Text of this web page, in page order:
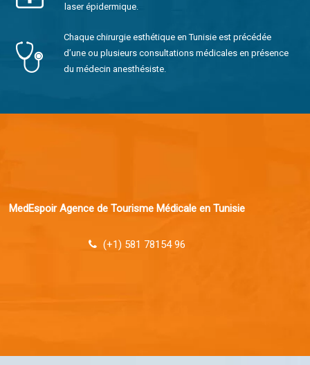
laser épidermique.
Chaque chirurgie esthétique en Tunisie est précédée
d’une ou plusieurs consultations médicales en présence
du médecin anesthésiste.
MedEspoir Agence de Tourisme Médicale en Tunisie
(+1) 581 78154 96